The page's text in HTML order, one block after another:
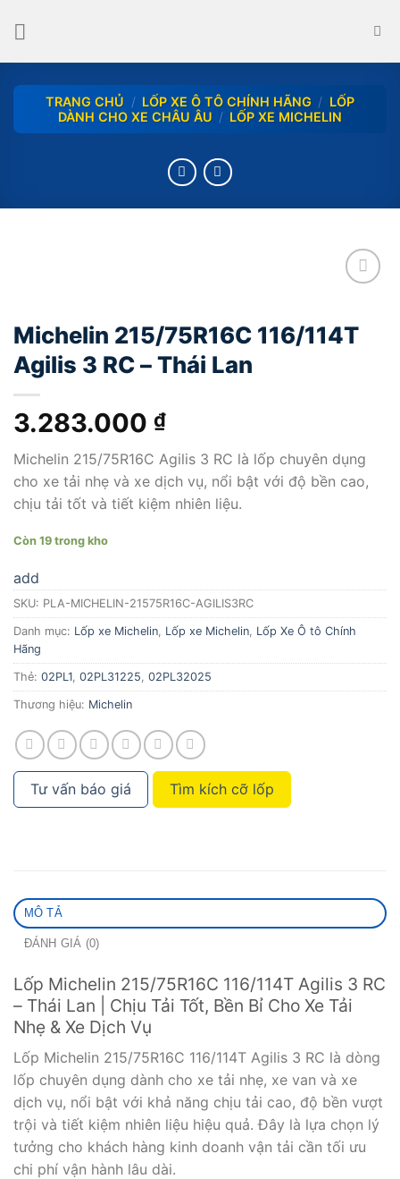
TRANG CHỦ / LỐP XE Ô TÔ CHÍNH HÃNG / LỐP
DÀNH CHO XE CHÂU ÂU / LỐP XE MICHELIN
Michelin 215/75R16C 116/114T
Agilis 3 RC – Thái Lan
3.283.000 ₫
Michelin 215/75R16C Agilis 3 RC là lốp chuyên dụng
cho xe tải nhẹ và xe dịch vụ, nổi bật với độ bền cao,
chịu tải tốt và tiết kiệm nhiên liệu.
Còn 19 trong kho
add
SKU: PLA-MICHELIN-21575R16C-AGILIS3RC
Danh mục: Lốp xe Michelin, Lốp xe Michelin, Lốp Xe Ô tô Chính
Hãng
Thẻ: 02PL1, 02PL31225, 02PL32025
Thương hiệu: Michelin
Tư vấn báo giá Tìm kích cỡ lốp
MÔ TẢ
ĐÁNH GIÁ (0)
Lốp Michelin 215/75R16C 116/114T Agilis 3 RC
– Thái Lan | Chịu Tải Tốt, Bền Bỉ Cho Xe Tải
Nhẹ & Xe Dịch Vụ
Lốp Michelin 215/75R16C 116/114T Agilis 3 RC là dòng
lốp chuyên dụng dành cho xe tải nhẹ, xe van và xe
dịch vụ, nổi bật với khả năng chịu tải cao, độ bền vượt
trội và tiết kiệm nhiên liệu hiệu quả. Đây là lựa chọn lý
tưởng cho khách hàng kinh doanh vận tải cần tối ưu
chi phí vận hành lâu dài.